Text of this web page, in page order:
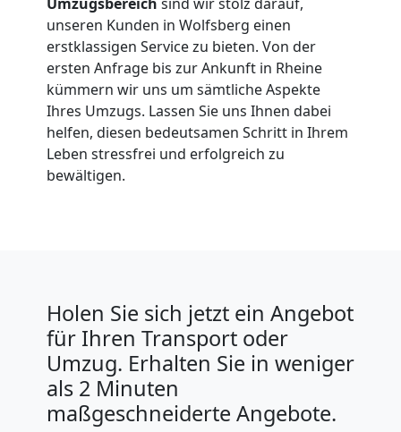
unseren Kunden in Wolfsberg einen
erstklassigen Service zu bieten. Von der
ersten Anfrage bis zur Ankunft in Rheine
kümmern wir uns um sämtliche Aspekte
Ihres Umzugs. Lassen Sie uns Ihnen dabei
helfen, diesen bedeutsamen Schritt in Ihrem
Leben stressfrei und erfolgreich zu
bewältigen.
Holen Sie sich jetzt ein Angebot
für Ihren Transport oder
Umzug. Erhalten Sie in weniger
als 2 Minuten
maßgeschneiderte Angebote.